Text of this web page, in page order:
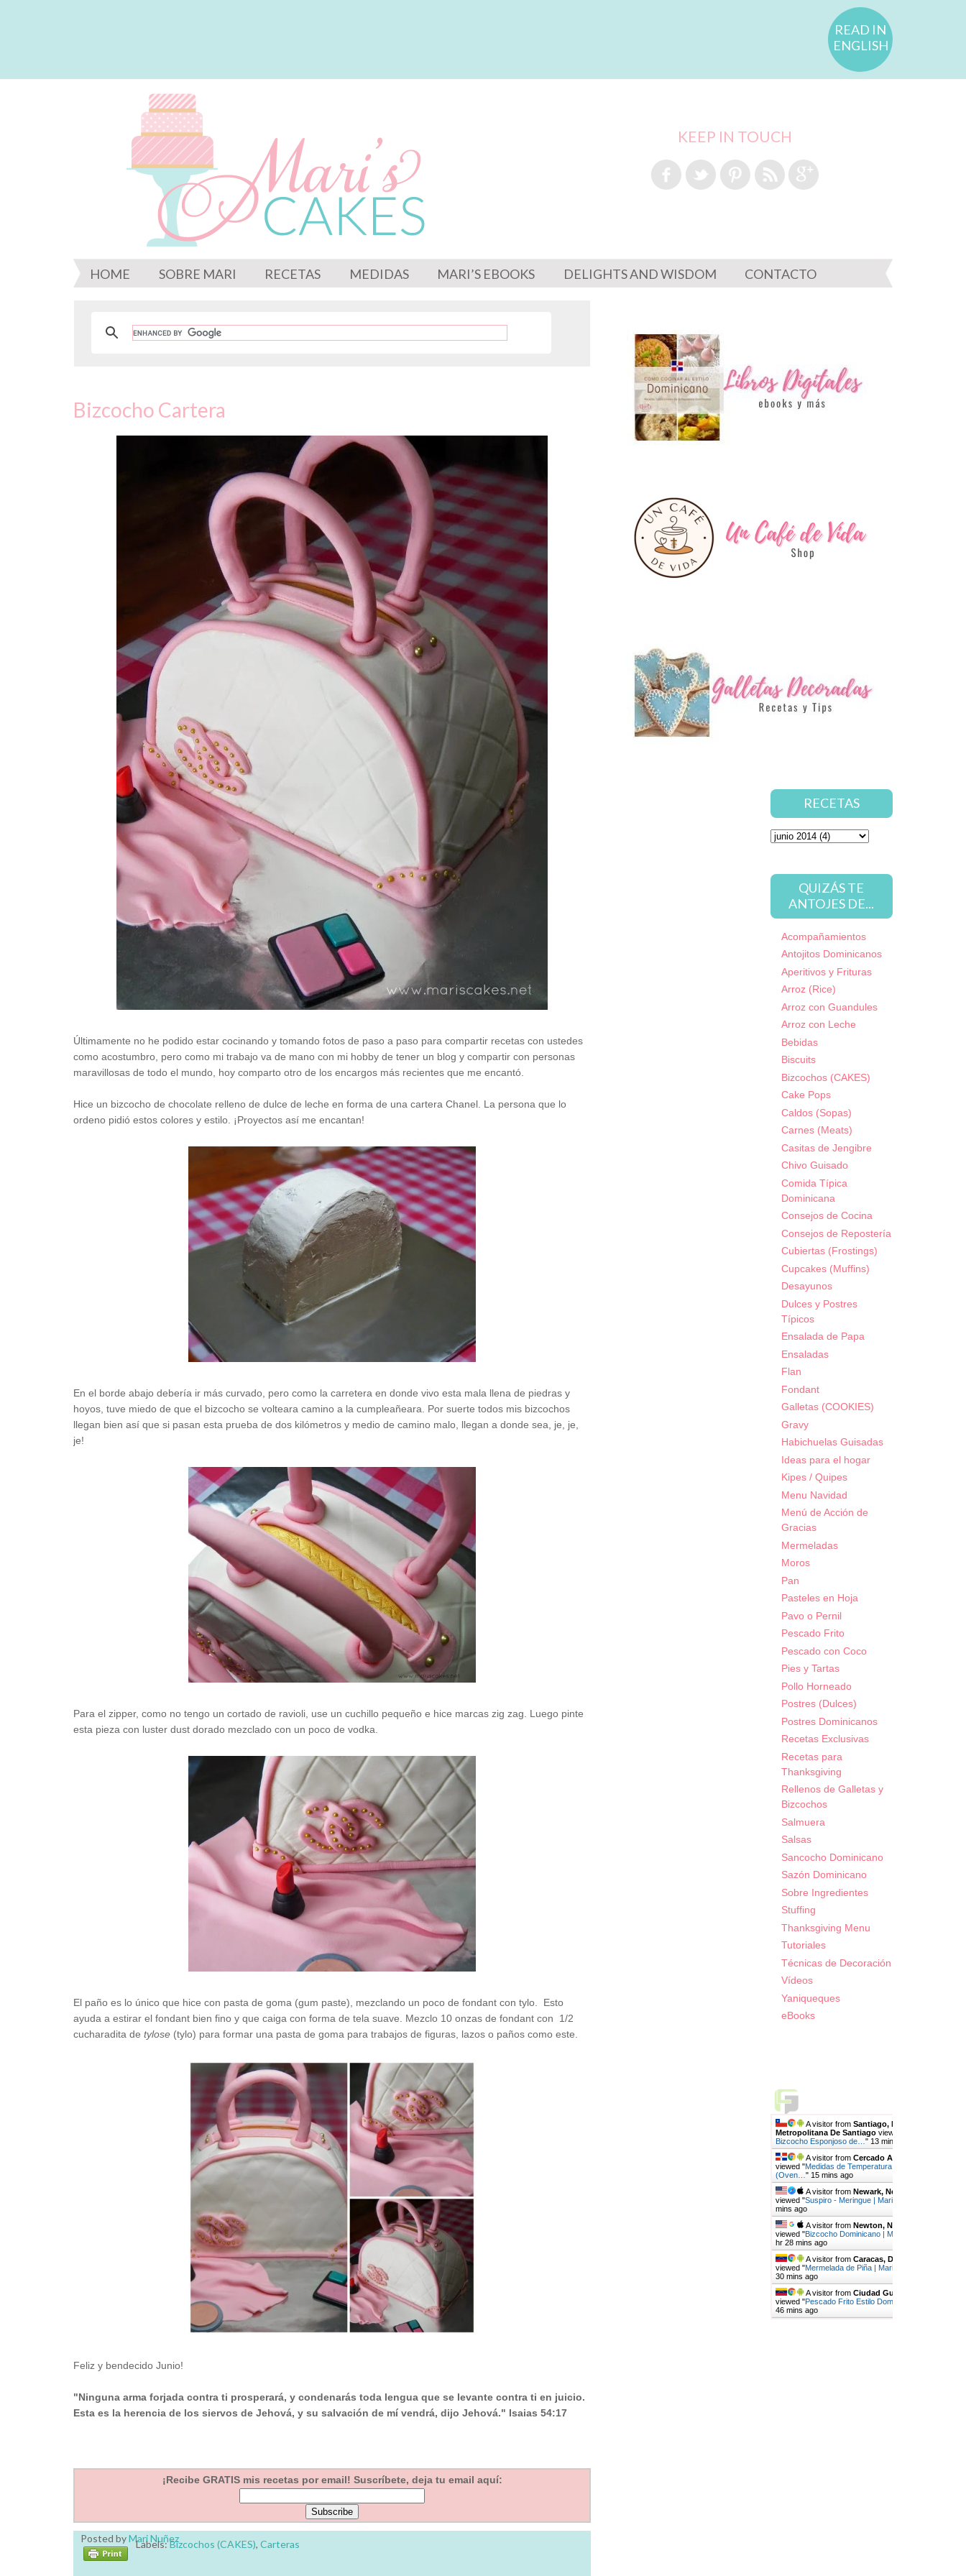
READ IN
ENGLISH
KEEP IN TOUCH
HOME SOBRE MARI RECETAS MEDIDAS MARI’S EBOOKS DELIGHTS AND WISDOM CONTACTO
RECETAS
QUIZÁS TE
ANTOJES DE...
Acompañamientos
Antojitos Dominicanos
Aperitivos y Frituras
Arroz (Rice)
Arroz con Guandules
Arroz con Leche
Bebidas
Biscuits
Bizcochos (CAKES)
Cake Pops
Caldos (Sopas)
Carnes (Meats)
Casitas de Jengibre
Chivo Guisado
Comida Típica
Dominicana
Consejos de Cocina
Consejos de Repostería
Cubiertas (Frostings)
Cupcakes (Muffins)
Desayunos
Dulces y Postres
Típicos
Ensalada de Papa
Ensaladas
Flan
Fondant
Galletas (COOKIES)
Gravy
Habichuelas Guisadas
Ideas para el hogar
Kipes / Quipes
Menu Navidad
Menú de Acción de
Gracias
Mermeladas
Moros
Pan
Pasteles en Hoja
Pavo o Pernil
Pescado Frito
Pescado con Coco
Pies y Tartas
Pollo Horneado
Postres (Dulces)
Postres Dominicanos
Recetas Exclusivas
Recetas para
Thanksgiving
Rellenos de Galletas y
Bizcochos
Salmuera
Salsas
Sancocho Dominicano
Sazón Dominicano
Sobre Ingredientes
Stuffing
Thanksgiving Menu
Tutoriales
Técnicas de Decoración
Vídeos
Yaniqueques
eBooks
A visitor from Santiago, Region
Metropolitana De Santiagoviewed "
Bizcocho Esponjoso de… " 13 mins ago
A visitor from Cercado Abajo, San Juan
viewed "Medidas de Temperatura de Horno,
(Oven… " 15 mins ago
A visitor from Newark, New Jersey
viewed "Suspiro - Meringue | Mari's Cakes
mins ago
A visitor from Newton, New Jersey
viewed "Bizcocho Dominicano | Mari's Cakes
hr 28 mins ago
A visitor from Caracas, Distrito Capital
viewed "Mermelada de Piña | Mari's Cakes
30 mins ago
A visitor from Ciudad Guayana, Bolivar
viewed "Pescado Frito Estilo Dominicano |…
46 mins ago
Bizcocho Cartera
Últimamente no he podido estar cocinando y tomando fotos de paso a paso para compartir recetas con ustedes
como acostumbro, pero como mi trabajo va de mano con mi hobby de tener un blog y compartir con personas
maravillosas de todo el mundo, hoy comparto otro de los encargos más recientes que me encantó.
Hice un bizcocho de chocolate relleno de dulce de leche en forma de una cartera Chanel. La persona que lo
ordeno pidió estos colores y estilo. ¡Proyectos así me encantan!
En el borde abajo debería ir más curvado, pero como la carretera en donde vivo esta mala llena de piedras y
hoyos, tuve miedo de que el bizcocho se volteara camino a la cumpleañeara. Por suerte todos mis bizcochos
llegan bien así que si pasan esta prueba de dos kilómetros y medio de camino malo, llegan a donde sea, je, je,
je!
Para el zipper, como no tengo un cortado de ravioli, use un cuchillo pequeño e hice marcas zig zag. Luego pinte
esta pieza con luster dust dorado mezclado con un poco de vodka.
El paño es lo único que hice con pasta de goma (gum paste), mezclando un poco de fondant con tylo. Esto
ayuda a estirar el fondant bien fino y que caiga con forma de tela suave. Mezclo 10 onzas de fondant con 1/2
cucharadita de tylose (tylo) para formar una pasta de goma para trabajos de figuras, lazos o paños como este.
Feliz y bendecido Junio!
"Ninguna arma forjada contra ti prosperará, y condenarás toda lengua que se levante contra ti en juicio.
Esta es la herencia de los siervos de Jehová, y su salvación de mí vendrá, dijo Jehová." Isaias 54:17
¡Recibe GRATIS mis recetas por email! Suscríbete, deja tu email aquí:
Posted byMari Nuñez
Labels:Bizcochos (CAKES), Carteras